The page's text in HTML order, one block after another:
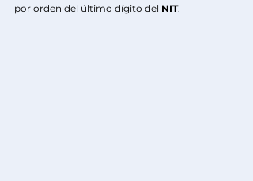
por orden del último dígito del NIT.